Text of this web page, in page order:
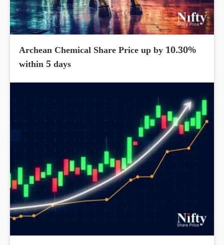
Archean Chemical Share Price up by 10.30%
within 5 days